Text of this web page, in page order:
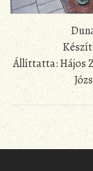
Állíttatta: Hájos